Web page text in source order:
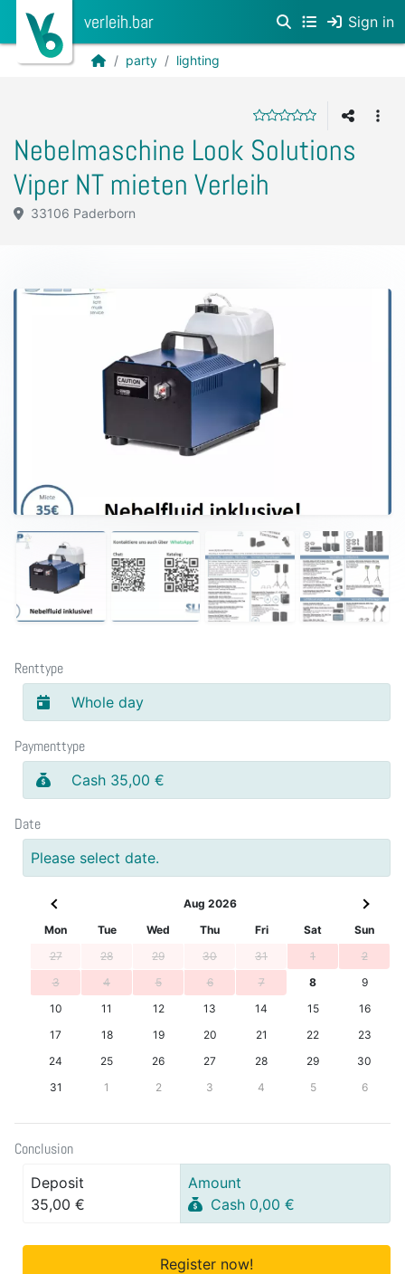
verleih.bar Sign in
party lighting
Nebelmaschine Look Solutions
Viper NT mieten Verleih
33106 Paderborn
Renttype
Whole day
Paymenttype
Cash 35,00 €
Date
Please select date.
Aug 2026
Mon
Tue Wed Thu Fri Sat
Sun
27
28 29 30 31 1
2
3
4 5 6 7 8
9
10
11 12 13 14 15
16
17
18 19 20 21 22
23
24
25 26 27 28 29
30
31
1 2 3 4 5 6
Conclusion
Deposit
35,00 €
Amount
Cash 0,00 €
Register now!